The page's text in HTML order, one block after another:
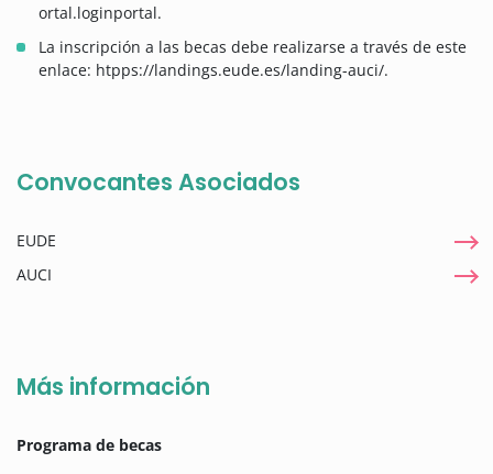
ortal.loginportal.
La inscripción a las becas debe realizarse a través de este
enlace: htpps://landings.eude.es/landing-auci/.
Convocantes Asociados
EUDE
AUCI
Más información
Programa de becas